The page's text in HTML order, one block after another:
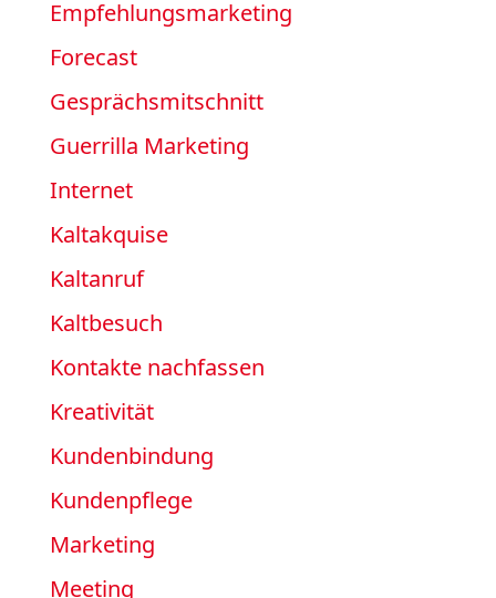
Empfehlungsmarketing
Forecast
Gesprächsmitschnitt
Guerrilla Marketing
Internet
Kaltakquise
Kaltanruf
Kaltbesuch
Kontakte nachfassen
Kreativität
Kundenbindung
Kundenpflege
Marketing
Meeting